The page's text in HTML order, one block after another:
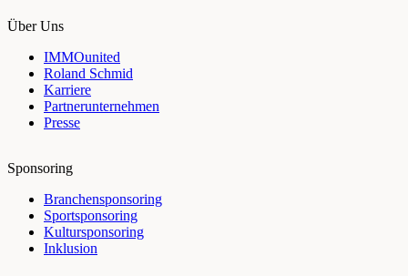
Über Uns
IMMOunited
Roland Schmid
Karriere
Partnerunternehmen
Presse
Sponsoring
Branchensponsoring
Sportsponsoring
Kultursponsoring
Inklusion